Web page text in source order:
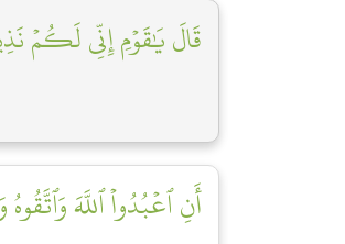
قَالَ يَٰقَوۡمِ إِنِّي لَكُمۡ
أَنِ ٱعۡبُدُواْ ٱللَّهَ وَٱتَّقُوهُ